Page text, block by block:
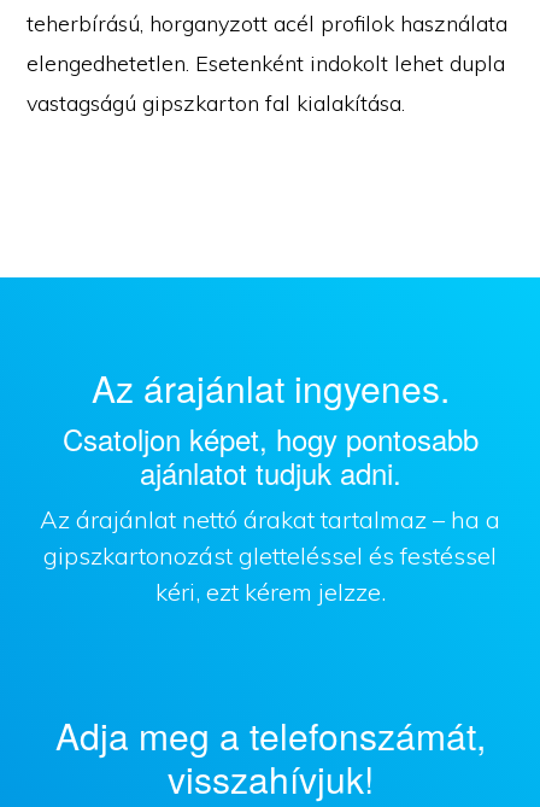
teherbírású, horganyzott acél profilok használata
elengedhetetlen. Esetenként indokolt lehet dupla
vastagságú gipszkarton fal kialakítása.
Az árajánlat ingyenes.
Csatoljon képet, hogy pontosabb
ajánlatot tudjuk adni.
Az árajánlat nettó árakat tartalmaz – ha a
gipszkartonozást gletteléssel és festéssel
kéri, ezt kérem jelzze.
Adja meg a telefonszámát,
visszahívjuk!